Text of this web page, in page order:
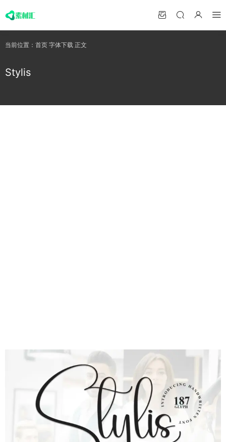
当前位置： 首页 字体下载 正文
Stylis